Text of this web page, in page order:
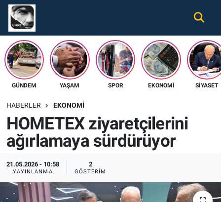
GÜNDEM YAŞAM SPOR EKONOMI SIYASET
HABERLER EKONOMI
HOMETEX ziyaretçilerini
ağırlamaya sürdürüyor
21.05.2026 - 10:58
YAYINLANMA
2
GÖSTERIM
Gündem
Ekonomi
Spor
Tüm Haberler
İletişim
Künye
Nöbetçi Eczaneler
Hava Durumu
Namaz Vakitleri
Süper Lig Puan Durumu ve Fikstür
Tüm Manşetler
Son Dakika Haberleri